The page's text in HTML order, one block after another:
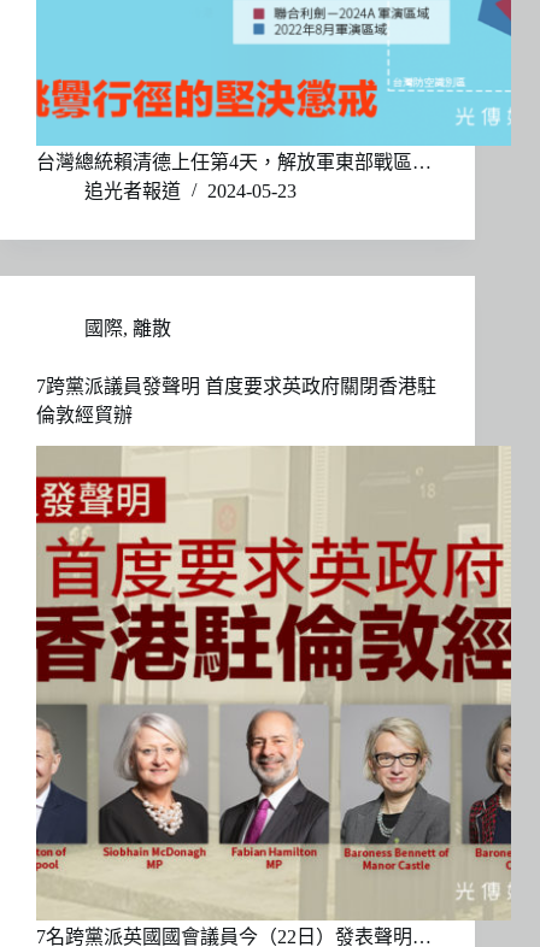
台灣總統賴清德上任第4天，解放軍東部戰區…
追光者報道
2024-05-23
國際, 離散
7跨黨派議員發聲明 首度要求英政府關閉香港駐
倫敦經貿辦
7名跨黨派英國國會議員今（22日）發表聲明…